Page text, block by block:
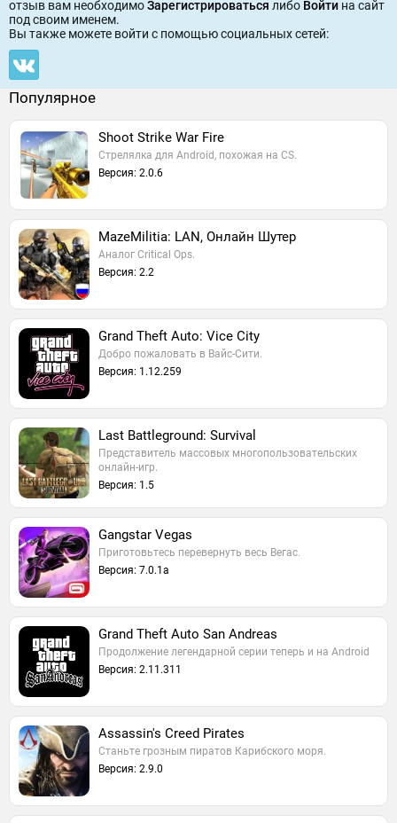
отзыв вам необходимоЗарегистрироваться либо Войти на сайт
под своим именем.
Вы также можете войти c помощью социальных сетей:
Популярное
Shoot Strike War Fire
Стрелялка для Android, похожая на CS.
Версия: 2.0.6
MazeMilitia: LAN, Онлайн Шутер
Аналог Critical Ops.
Версия: 2.2
Grand Theft Auto: Vice City
Добро пожаловать в Вайс-Сити.
Версия: 1.12.259
Last Battleground: Survival
Представитель массовых многопользовательских
онлайн-игр.
Версия: 1.5
Gangstar Vegas
Приготовьтесь перевернуть весь Вегас.
Версия: 7.0.1a
Grand Theft Auto San Andreas
Продолжение легендарной серии теперь и на Android
Версия: 2.11.311
Assassin's Creed Pirates
Станьте грозным пиратов Карибского моря.
Версия: 2.9.0